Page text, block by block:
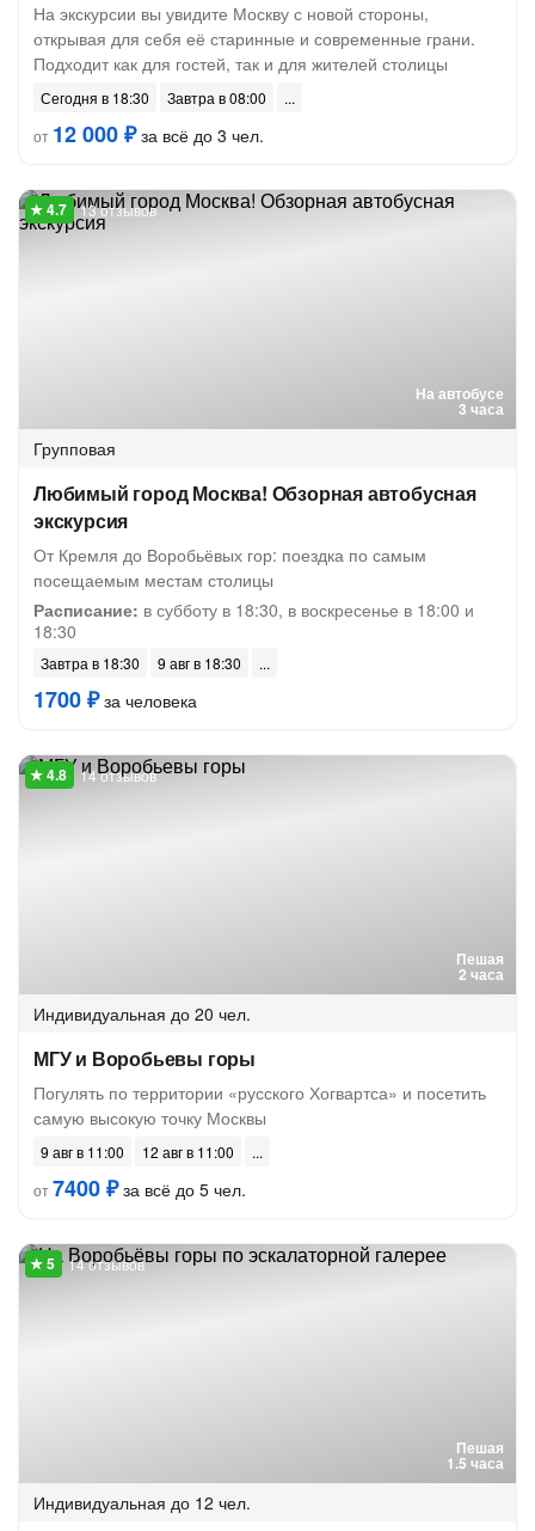
На экскурсии вы увидите Москву с новой стороны,
открывая для себя её старинные и современные грани.
Подходит как для гостей, так и для жителей столицы
Сегодня в 18:30
Завтра в 08:00
от 12 000 ₽за всё до 3 чел.
На автобусе
3 часа
13 отзывов
Групповая
Любимый город Москва! Обзорная автобусная
экскурсия
От Кремля до Воробьёвых гор: поездка по самым
посещаемым местам столицы
Расписание: в субботу в 18:30, в воскресенье в 18:00 и
18:30
Завтра в 18:30 9 авг в 18:30
1700 ₽за человека
Пешая
2 часа
14 отзывов
Индивидуальная до 20 чел.
МГУ и Воробьевы горы
Погулять по территории «русского Хогвартса» и посетить
самую высокую точку Москвы
9 авг в 11:00
12 авг в 11:00
от7400 ₽за всё до 5 чел.
Пешая
1.5 часа
14 отзывов
Индивидуальная до 12 чел.